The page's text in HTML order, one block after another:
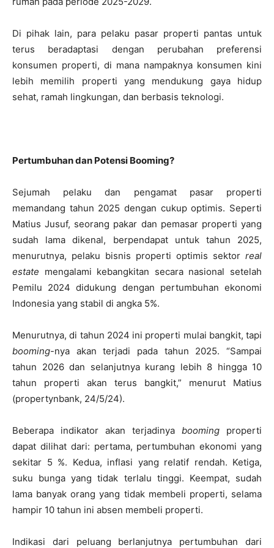
Di pihak lain, para pelaku pasar properti pantas untuk
terus beradaptasi dengan perubahan preferensi
konsumen properti, di mana nampaknya konsumen kini
lebih memilih properti yang mendukung gaya hidup
sehat, ramah lingkungan, dan berbasis teknologi.
Pertumbuhan dan Potensi Booming?
Sejumah pelaku dan pengamat pasar properti
memandang tahun 2025 dengan cukup optimis. Seperti
Matius Jusuf, seorang pakar dan pemasar properti yang
sudah lama dikenal, berpendapat untuk tahun 2025,
menurutnya, pelaku bisnis properti optimis sektor real
estate mengalami kebangkitan secara nasional setelah
Pemilu 2024 didukung dengan pertumbuhan ekonomi
Indonesia yang stabil di angka 5%.
Menurutnya, di tahun 2024 ini properti mulai bangkit, tapi
booming-nya akan terjadi pada tahun 2025. “Sampai
tahun 2026 dan selanjutnya kurang lebih 8 hingga 10
tahun properti akan terus bangkit,” menurut Matius
(propertynbank, 24/5/24).
Beberapa indikator akan terjadinya booming properti
dapat dilihat dari: pertama, pertumbuhan ekonomi yang
sekitar 5 %. Kedua, inflasi yang relatif rendah. Ketiga,
suku bunga yang tidak terlalu tinggi. Keempat, sudah
lama banyak orang yang tidak membeli properti, selama
hampir 10 tahun ini absen membeli properti.
Indikasi dari peluang berlanjutnya pertumbuhan dari